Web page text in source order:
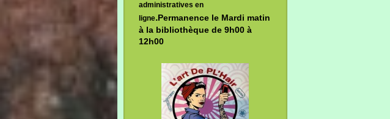
administratives en
ligne.Permanence le Mardi matin
à la bibliothèque de 9h00 à
12h00